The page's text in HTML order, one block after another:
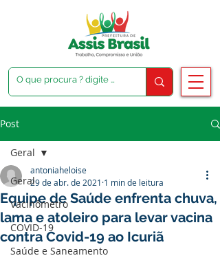
Post
Geral
Vacinômetro
COVID-19
Saúde e Saneamento
Geral
Equipe de Saúde enfrenta chuva,
lama e atoleiro para levar vacina
contra Covid-19 ao Icuriã
antoniaheloise
29 de abr. de 2021 1 min de leitura